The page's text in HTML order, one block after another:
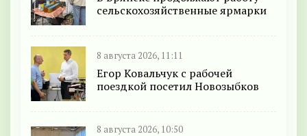
сельскохозяйственные ярмарки
8 августа 2026, 11:11
Егор Ковальчук с рабочей
поездкой посетил Новозыбков
8 августа 2026, 10:50